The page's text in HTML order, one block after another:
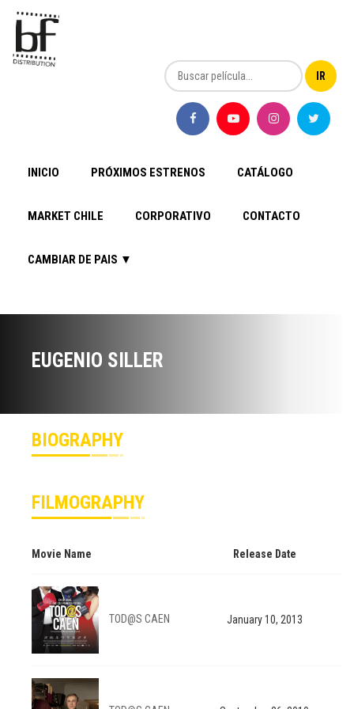
INICIO PRÓXIMOS ESTRENOS CATÁLOGO
MARKET CHILE CORPORATIVO CONTACTO
CAMBIAR DE PAIS ▼
EUGENIO SILLER
BIOGRAPHY
FILMOGRAPHY
Movie Name Release Date
TOD@S CAEN January 10, 2013